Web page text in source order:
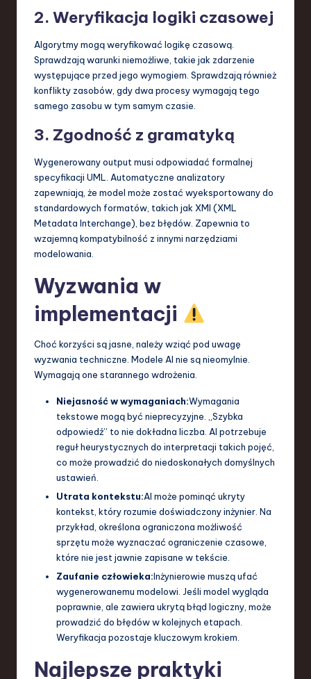
2. Weryfikacja logiki czasowej
Algorytmy mogą weryfikować logikę czasową.
Sprawdzają warunki niemożliwe, takie jak zdarzenie
występujące przed jego wymogiem. Sprawdzają również
konflikty zasobów, gdy dwa procesy wymagają tego
samego zasobu w tym samym czasie.
3. Zgodność z gramatyką
Wygenerowany output musi odpowiadać formalnej
specyfikacji UML. Automatyczne analizatory
zapewniają, że model może zostać wyeksportowany do
standardowych formatów, takich jak XMI (XML
Metadata Interchange), bez błędów. Zapewnia to
wzajemną kompatybilność z innymi narzędziami
modelowania.
Wyzwania w
implementacji
Choć korzyści są jasne, należy wziąć pod uwagę
wyzwania techniczne. Modele AI nie są nieomylnie.
Wymagają one starannego wdrożenia.
Niejasność w wymaganiach:Wymagania
tekstowe mogą być nieprecyzyjne. „Szybka
odpowiedź” to nie dokładna liczba. AI potrzebuje
reguł heurystycznych do interpretacji takich pojęć,
co może prowadzić do niedoskonałych domyślnych
ustawień.
Utrata kontekstu:AI może pominąć ukryty
kontekst, który rozumie doświadczony inżynier. Na
przykład, określona ograniczona możliwość
sprzętu może wyznaczać ograniczenie czasowe,
które nie jest jawnie zapisane w tekście.
Zaufanie człowieka:Inżynierowie muszą ufać
wygenerowanemu modelowi. Jeśli model wygląda
poprawnie, ale zawiera ukrytą błąd logiczny, może
prowadzić do błędów w kolejnych etapach.
Weryfikacja pozostaje kluczowym krokiem.
Najlepsze praktyki